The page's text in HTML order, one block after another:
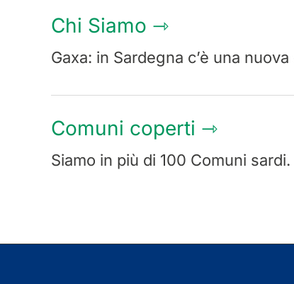
Chi Siamo ⇾
Gaxa: in Sardegna c’è una
Comuni coperti ⇾
Siamo in più di 100 Comuni sardi.